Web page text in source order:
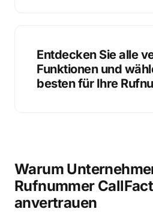
Entdecken Sie alle
Funktionen und
besten für Ihre
Warum
Rufnummer
anvertrauen